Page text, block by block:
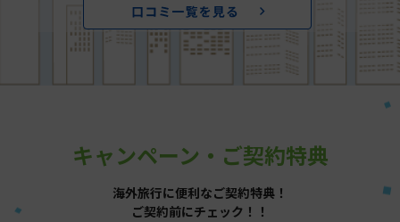
キャンペーン・ご契約特典
海外旅行に便利なご契約特典！
ご契約前にチェック！！